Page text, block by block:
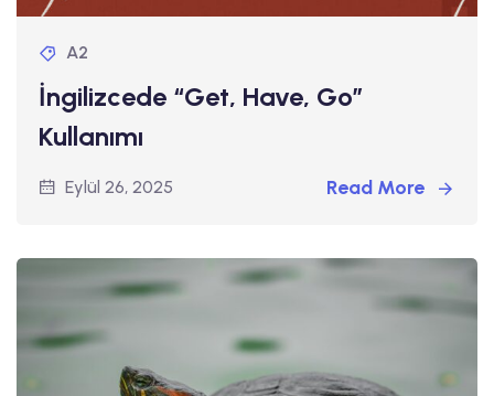
A2
İngilizcede “Get, Have, Go”
Kullanımı
Eylül 26, 2025 Read More